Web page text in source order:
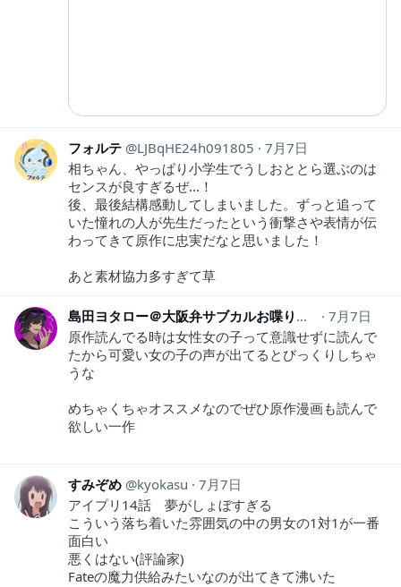
フォルテ LJBqHE24h091805
7月7日
相ちゃん、やっぱり小学生でうしおととら選ぶのは
センスが良すぎるぜ…！
後、最後結構感動してしまいました。ずっと追って
いた憧れの人が先生だったという衝撃さや表情が伝
わってきて原作に忠実だなと思いました！
あと素材協力多すぎて草
島田ヨタロー＠大阪弁サブカルお喋りおじさん
7月7日
原作読んでる時は女性女の子って意識せずに読んで
たから可愛い女の子の声が出てるとびっくりしちゃ
うな
めちゃくちゃオススメなのでぜひ原作漫画も読んで
欲しい一作
すみぞめ kyokasu
7月7日
アイプリ14話 夢がしょぼすぎる
こういう落ち着いた雰囲気の中の男女の1対1が一番
面白い
悪くはない(評論家)
Fateの魔力供給みたいなのが出てきて沸いた